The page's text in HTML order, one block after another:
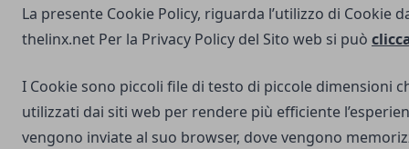
La presente Cookie Policy, riguarda l’utilizzo di Cookie
thelinx.net Per la Privacy Policy del Sito web si può
I Cookie sono piccoli file di testo di piccole dimensioni
utilizzati dai siti web per rendere più efficiente
vengono inviate al suo browser, dove vengono